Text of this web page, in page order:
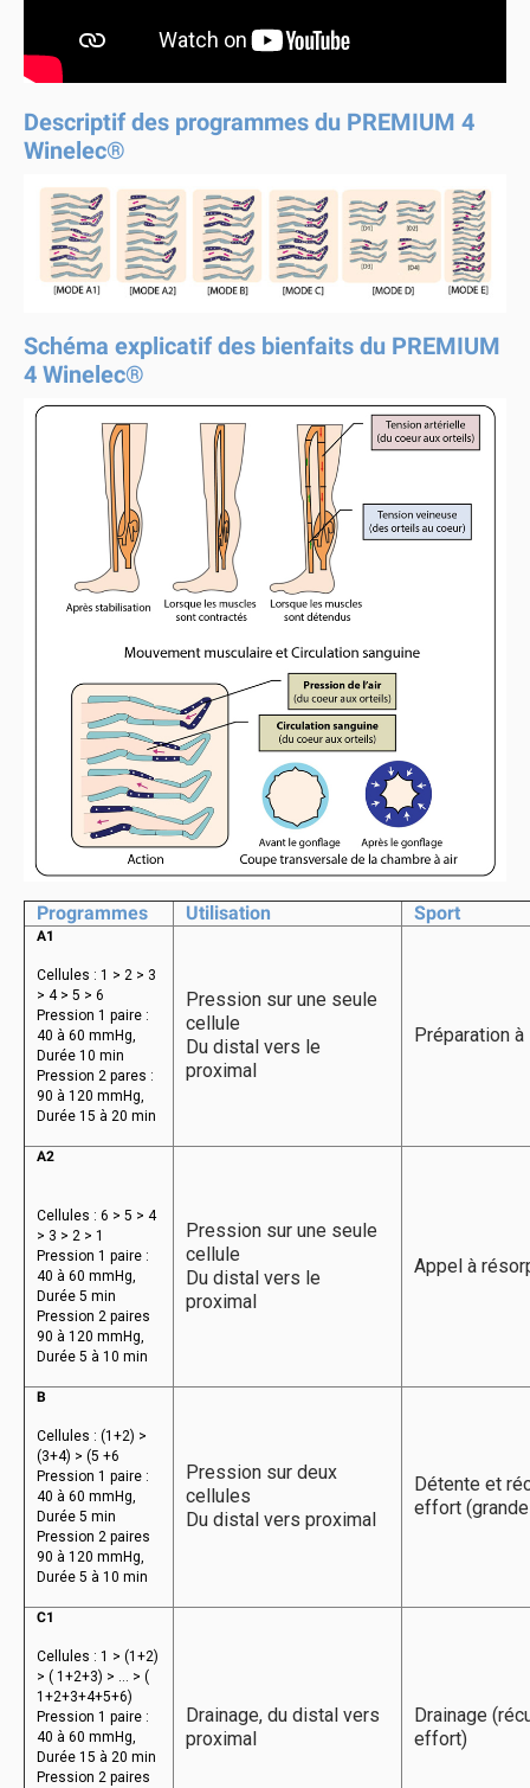
Descriptif des programmes du PREMIUM 4
Winelec®
Schéma explicatif des bienfaits du PREMIUM
4 Winelec®
Programmes Utilisation Sport
A1
Cellules : 1 > 2 > 3
> 4 > 5 > 6
Pression 1 paire :
40 à 60 mmHg,
Durée 10 min
Pression 2 pares :
90 à 120 mmHg,
Durée 15 à 20 min
Pression sur une seule
cellule
Du distal vers le
proximal
Préparation
A2
Cellules : 6 > 5 > 4
> 3 > 2 > 1
Pression 1 paire :
40 à 60 mmHg,
Durée 5 min
Pression 2 paires
90 à 120 mmHg,
Durée 5 à 10 min
Pression sur une seule
cellule
Du distal vers le
proximal
Appel à
B
Cellules : (1+2) >
(3+4) > (5 +6
Pression 1 paire :
40 à 60 mmHg,
Durée 5 min
Pression 2 paires
90 à 120 mmHg,
Durée 5 à 10 min
Pression sur deux
cellules
Du distal vers proximal
Détente et
effort
C1
Cellules : 1 > (1+2)
> ( 1+2+3) > … > (
1+2+3+4+5+6)
Pression 1 paire :
40 à 60 mmHg,
Durée 15 à 20 min
Pression 2 paires
Drainage, du distal vers
proximal
Drainage
effort)